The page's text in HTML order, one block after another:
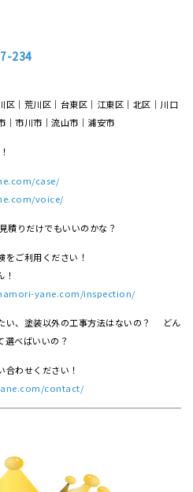
234
区｜荒川区｜台東区｜江東区｜北区｜川口
｜市川市｜流⼭市｜浦安市
case/
voice/
積りだけでもいいのかな？
ご利用ください！
！
yane.com/inspection/
い、塗装以外の工事方法はないの？ どん
べばいいの？
わせください！
contact/